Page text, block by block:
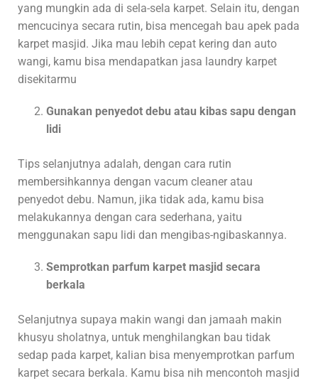
yang mungkin ada di sela-sela karpet. Selain itu, dengan
mencucinya secara rutin, bisa mencegah bau apek pada
karpet masjid. Jika mau lebih cepat kering dan auto
wangi, kamu bisa mendapatkan jasa laundry karpet
disekitarmu
Gunakan penyedot debu atau kibas sapu dengan
lidi
Tips selanjutnya adalah, dengan cara rutin
membersihkannya dengan vacum cleaner atau
penyedot debu. Namun, jika tidak ada, kamu bisa
melakukannya dengan cara sederhana, yaitu
menggunakan sapu lidi dan mengibas-ngibaskannya.
Semprotkan parfum karpet masjid secara
berkala
Selanjutnya supaya makin wangi dan jamaah makin
khusyu sholatnya, untuk menghilangkan bau tidak
sedap pada karpet, kalian bisa menyemprotkan parfum
karpet secara berkala. Kamu bisa nih mencontoh masjid